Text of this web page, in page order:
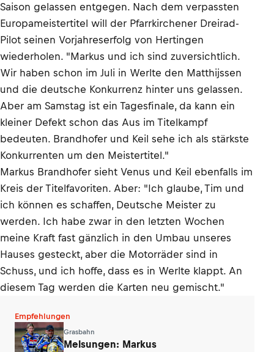
Saison gelassen entgegen. Nach dem verpassten
Europameistertitel will der Pfarrkirchener Dreirad-
Pilot seinen Vorjahreserfolg von Hertingen
wiederholen. "Markus und ich sind zuversichtlich.
Wir haben schon im Juli in Werlte den Matthijssen
und die deutsche Konkurrenz hinter uns gelassen.
Aber am Samstag ist ein Tagesfinale, da kann ein
kleiner Defekt schon das Aus im Titelkampf
bedeuten. Brandhofer und Keil sehe ich als stärkste
Konkurrenten um den Meistertitel."
Markus Brandhofer sieht Venus und Keil ebenfalls im
Kreis der Titelfavoriten. Aber: "Ich glaube, Tim und
ich können es schaffen, Deutsche Meister zu
werden. Ich habe zwar in den letzten Wochen
meine Kraft fast gänzlich in den Umbau unseres
Hauses gesteckt, aber die Motorräder sind in
Schuss, und ich hoffe, dass es in Werlte klappt. An
diesem Tag werden die Karten neu gemischt."
Empfehlungen
Grasbahn
Melsungen: Markus